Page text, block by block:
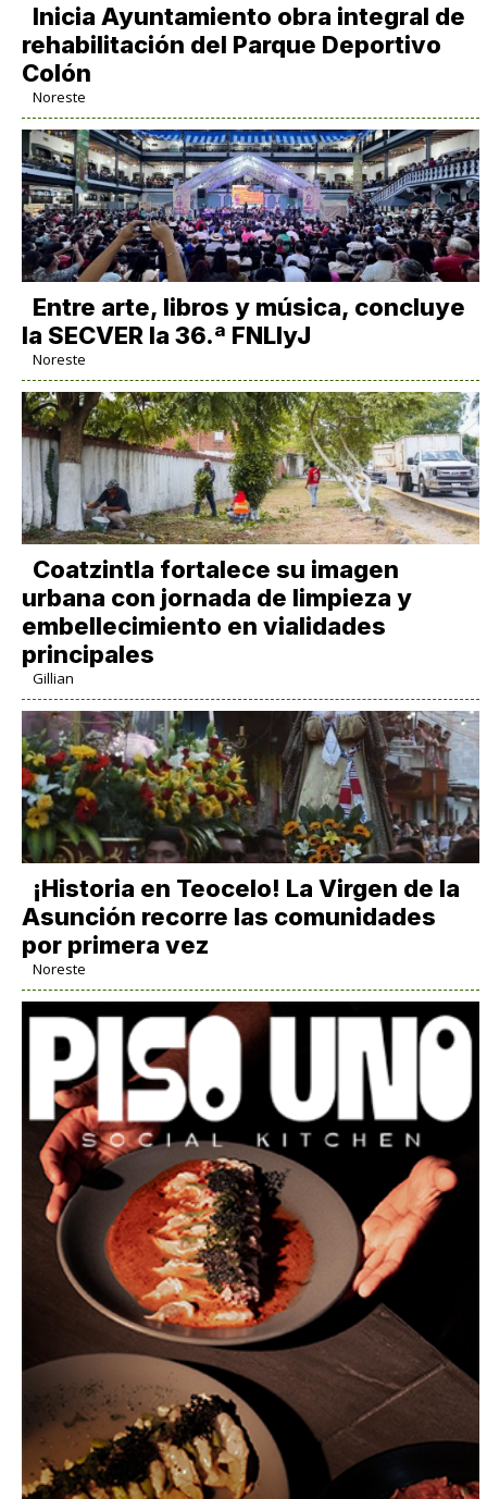
Inicia Ayuntamiento obra integral de
rehabilitación del Parque Deportivo
Colón
Noreste
Entre arte, libros y música, concluye
la SECVER la 36.ª FNLIyJ
Noreste
Coatzintla fortalece su imagen
urbana con jornada de limpieza y
embellecimiento en vialidades
principales
Gillian
​¡Historia en Teocelo! La Virgen de la
Asunción recorre las comunidades
por primera vez
Noreste